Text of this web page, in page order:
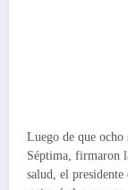
Luego de que ocho
Séptima, firmaron
salud, el